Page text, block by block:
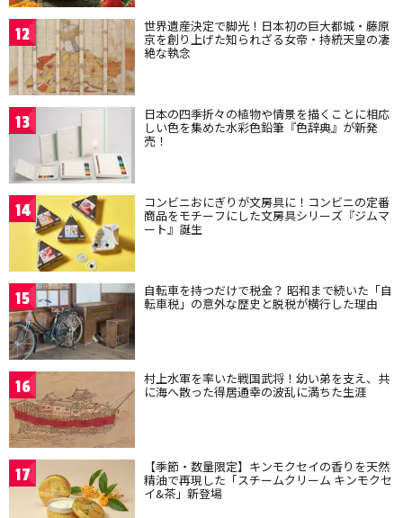
12 世界遺産決定で脚光！日本初の巨大都城・藤原
京を創り上げた知られざる女帝・持統天皇の凄
絶な執念
13 日本の四季折々の植物や情景を描くことに相応
しい色を集めた水彩色鉛筆『色辞典』が新発
売！
14 コンビニおにぎりが文房具に！コンビニの定番
商品をモチーフにした文房具シリーズ『ジムマ
ート』誕生
15 自転車を持つだけで税金？ 昭和まで続いた「自
転車税」の意外な歴史と脱税が横行した理由
16 村上水軍を率いた戦国武将！幼い弟を支え、共
に海へ散った得居通幸の波乱に満ちた生涯
17 【季節・数量限定】キンモクセイの香りを天然
精油で再現した「スチームクリーム キンモクセ
イ&茶」新登場